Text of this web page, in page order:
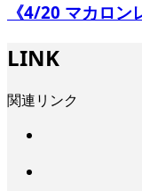
《4/20 マカロ
LINK
関連リンク